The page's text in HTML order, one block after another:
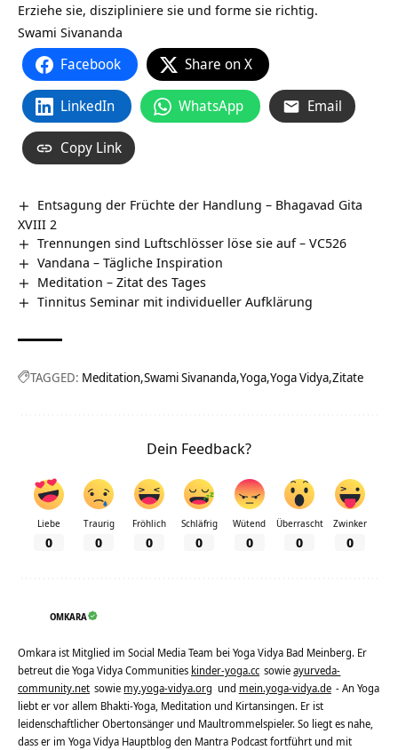
Erziehe sie, diszipliniere sie und forme sie richtig.
Swami Sivananda
Facebook Share on X
LinkedIn WhatsApp Email
Copy Link
Entsagung der Früchte der Handlung – Bhagavad Gita
XVIII 2
Trennungen sind Luftschlösser löse sie auf – VC526
Vandana – Tägliche Inspiration
Meditation – Zitat des Tages
Tinnitus Seminar mit individueller Aufklärung
TAGGED: Meditation Swami Sivananda Yoga Yoga Vidya Zitate
Dein Feedback?
Liebe
0
Traurig
0
Fröhlich
0
Schläfrig
0
Wütend
0
Überrascht
0
Zwinker
0
OMKARA
Omkara ist Mitglied im Social Media Team bei Yoga Vidya Bad Meinberg. Er
betreut die Yoga Vidya Communities kinder-yoga.cc sowieayurveda-
community.net sowie my.yoga-vidya.org und mein.yoga-vidya.de - An Yoga
liebt er vor allem Bhakti-Yoga, Meditation und Kirtansingen. Er ist
leidenschaftlicher Obertonsänger und Maultrommelspieler. So liegt es nahe,
dass er im Yoga Vidya Hauptblog den Mantra Podcast fortführt und mit